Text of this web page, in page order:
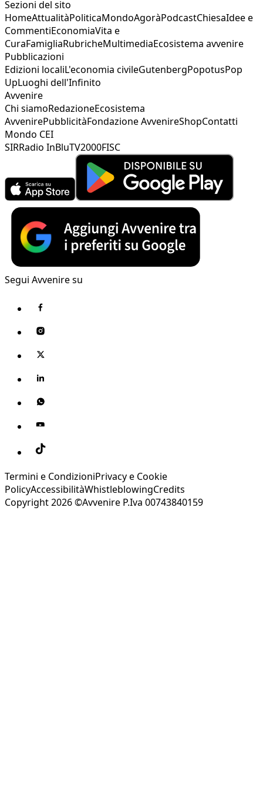
Sezioni del sito
HomeAttualitàPoliticaMondoAgoràPodcastChiesaIdee e
CommentiEconomiaVita e
CuraFamigliaRubricheMultimediaEcosistema avvenire
Pubblicazioni
Edizioni localiL'economia civileGutenbergPopotusPop
UpLuoghi dell'Infinito
Avvenire
Chi siamoRedazioneEcosistema
AvvenirePubblicitàFondazione AvvenireShopContatti
Mondo CEI
SIRRadio InBluTV2000FISC
Segui Avvenire su
Termini e CondizioniPrivacy e Cookie
PolicyAccessibilitàWhistleblowingCredits
Copyright 2026 ©Avvenire P.Iva 00743840159